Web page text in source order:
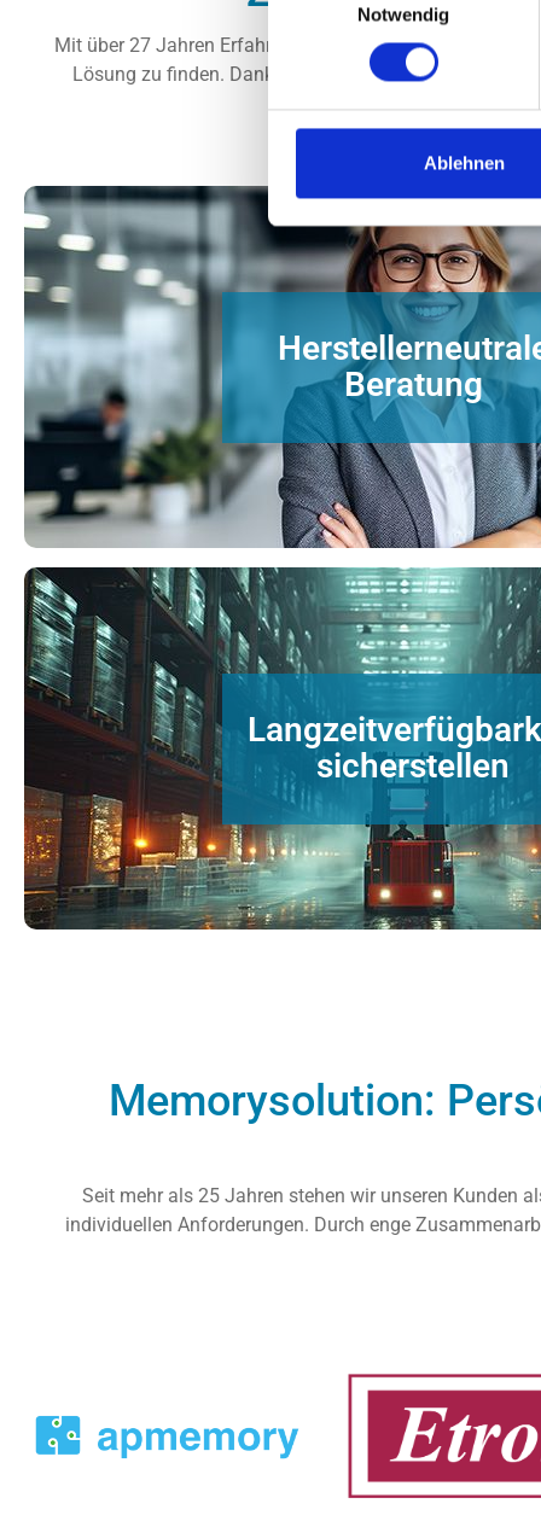
Notwendig
Ablehnen
Mit über 27 Jahren Erfahrung in der Speicherbranche
Lösung zu finden. Dank unserer breiten Linecard, die
genau
Beratung
Unsere umfassende Marktkenntnis und
die ideale Speicherlösung für Ihre spezifischen
minimieren Kosten und vermeiden ReDesigns durch
Beratung für Speicherlösung
sicherstellen
Durch Second- und Third-Sourcing garantieren wir die
gewählten Speicherlösungen und sichern so den
Beratung für Speicherlösung
Memorysolution:
Seit mehr als 25 Jahren stehen wir unseren Kunden
individuellen Anforderungen. Durch enge